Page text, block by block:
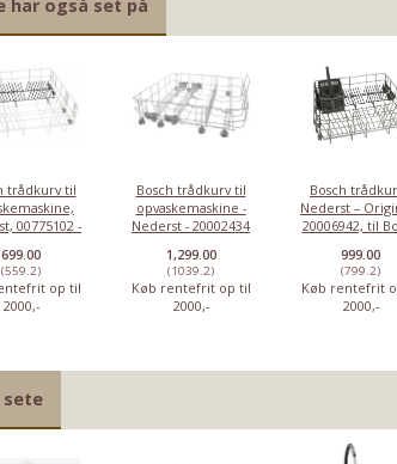
har også set på
trådkurv til
00775102 -
699.00
(559.2)
op til
2000,-
Bosch trådkurv til
opvaskemaskine -
Nederst - 20002434
1,299.00
(1039.2)
Køb rentefrit op til
2000,-
Bosch
Nederst –
20006942, til
999.00
(799.2)
Køb rentefrit
2000,-
sete